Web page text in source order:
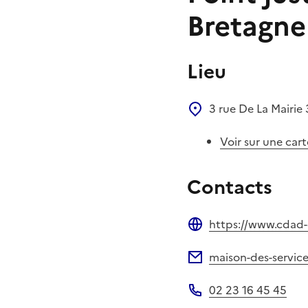
Lieu
3 rue De La Mairie
Voir sur une
Contacts
https://
maison-des-
02 23 16 45 45